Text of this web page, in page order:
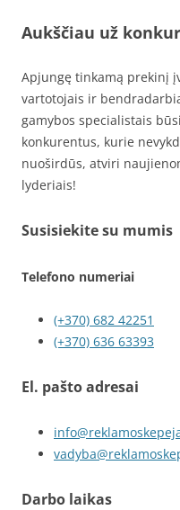
Aukščiau už
Apjungę tinkamą prekinį
vartotojais ir
gamybos specialistais
konkurentus, kurie
nuoširdūs, atviri
lyderiais!
Susisiekite su mumis
Telefono numeriai
(+370) 682 42251
(+370) 636 63393
El. pašto adresai
Darbo laikas